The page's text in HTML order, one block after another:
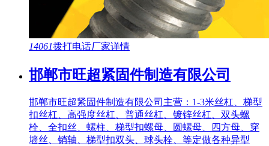
14061拨打电话厂家详情
邯郸市旺超紧固件制造有限公司
邯郸市旺超紧固件制造有限公司主营：1-3米丝杠、梯型
扣丝杠、高强度丝杠、普通丝杠、镀锌丝杠、双头螺
栓、全扣丝、螺柱、梯型扣螺母、圆螺母、四方母、穿
墙丝、销轴、梯型扣双头、球头栓、等定做各种异型